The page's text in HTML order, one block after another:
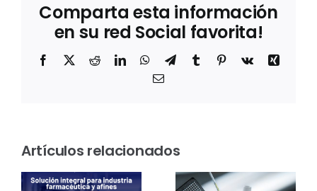
Comparta esta información
en su red Social favorita!
Facebook
X RedditLinkedInWhatsApp
TelegramTumblr Pinterest
Vk
Xing
Correo
Artículos relacionados
en el
laboratorio:
Greiner
Scientific